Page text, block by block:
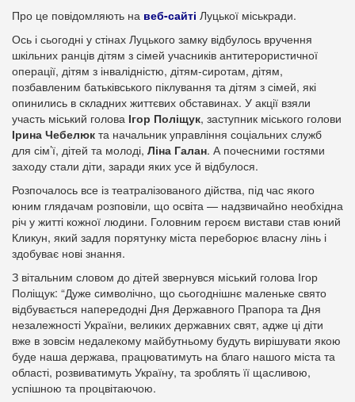
Про це повідомляють на веб-сайті Луцької міськради.
Ось і сьогодні у стінах Луцького замку відбулось вручення
шкільних ранців дітям з сімей учасників антитерористичної
операції, дітям з інвалідністю, дітям-сиротам, дітям,
позбавленим батьківського піклування та дітям з сімей, які
опинились в складних життєвих обставинах. У акції взяли
участь міський голова Ігор Поліщук, заступник міського голови
Ірина Чебелюк та начальник управління соціальних служб
для сім’ї, дітей та молоді, Ліна Галан. А почесними гостями
заходу стали діти, заради яких усе й відбулося.
Розпочалось все із театралізованого дійства, під час якого
юним глядачам розповіли, що освіта — надзвичайно необхідна
річ у житті кожної людини. Головним героєм вистави став юний
Кликун, який задля порятунку міста переборює власну лінь і
здобуває нові знання.
З вітальним словом до дітей звернувся міський голова Ігор
Поліщук: “Дуже символічно, що сьогоднішнє маленьке свято
відбувається напередодні Дня Державного Прапора та Дня
незалежності України, великих державних свят, адже ці діти
вже в зовсім недалекому майбутньому будуть вирішувати якою
буде наша держава, працюватимуть на благо нашого міста та
області, розвиватимуть Україну, та зроблять її щасливою,
успішною та процвітаючою.